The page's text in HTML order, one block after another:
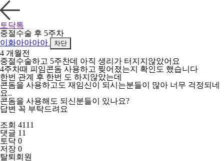
토닥톡
중절수술 후 5주차
이화아아아아
차단
4 개월전
중절수술하고 5주찬데 아직 생리가 터지지않았어요
4주차때 피임콘돔 사용하고 찢어졌는지 확인도 했습니다
한번 관계 후 한번 도 하지않았는데
콘돔을 사용하고도 재임신이 되시는분들이 많아 너무 걱정되네
요..
콘돔을 사용해도 되신분들이 있나요?
답변 꼭 부탁드려요
조회 4111
댓글 11
토닥 0
저장 0
탈퇴회원